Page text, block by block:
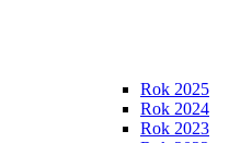
Rok 2025
Rok 2024
Rok 2023